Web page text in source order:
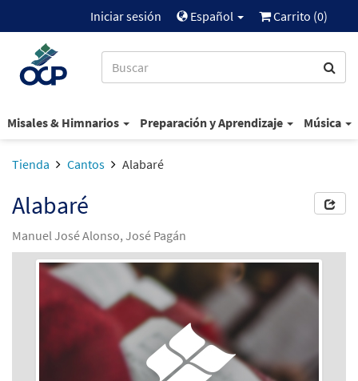
Iniciar sesión Español Carrito (0)
Misales & Himnarios Preparación y Aprendizaje Música
Tienda Cantos Alabaré
Alabaré
Manuel José Alonso, José Pagán